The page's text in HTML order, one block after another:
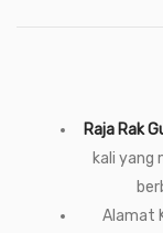
Raja Rak
kali yang
Alamat